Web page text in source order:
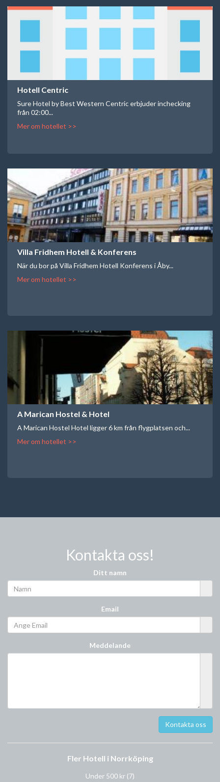
Hotell Centric
Sure Hotel by Best Western Centric erbjuder inchecking
från 02:00...
Mer om hotellet >>
Villa Fridhem Hotell & Konferens
När du bor på Villa Fridhem Hotell Konferens i Åby...
Mer om hotellet >>
A Marican Hostel & Hotel
A Marican Hostel Hotel ligger 6 km från flygplatsen och...
Mer om hotellet >>
Kontakta oss!
Ditt namn
Email
Meddelande
Fler Hotell i Norrköping
Under 500 kr (7)